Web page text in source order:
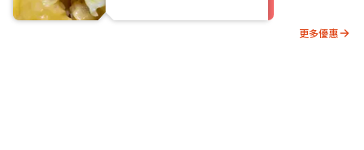
更多優惠